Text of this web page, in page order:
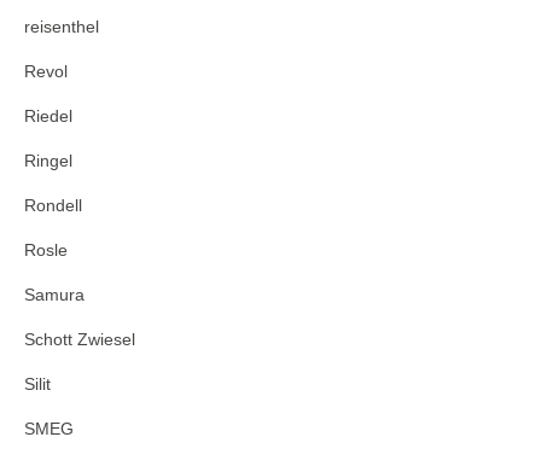
reisenthel
Revol
Riedel
Ringel
Rondell
Rosle
Samura
Schott Zwiesel
Silit
SMEG